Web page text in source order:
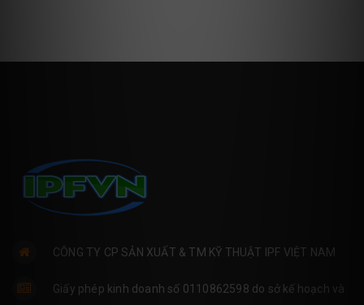
CÔNG TY CP SẢN XUẤT & TM KỸ THUẬT IPF VIỆT NAM
Giấy phép kinh doanh số 0110862598 do sở kế hoạch và